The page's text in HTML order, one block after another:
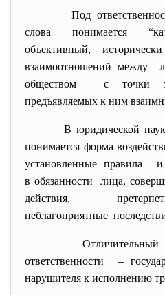
Под
слова понимается
объективный,
взаимоотношений между
обществом с точки
предъявляемых к ним
В юридической
понимается форма
установленные правила
в обязанности лица,
действия,
неблагоприятные
ответственности –
нарушителя к исполнению